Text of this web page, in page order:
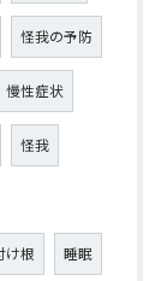
怪我の予防
慢性症状
怪我
け根 睡眠